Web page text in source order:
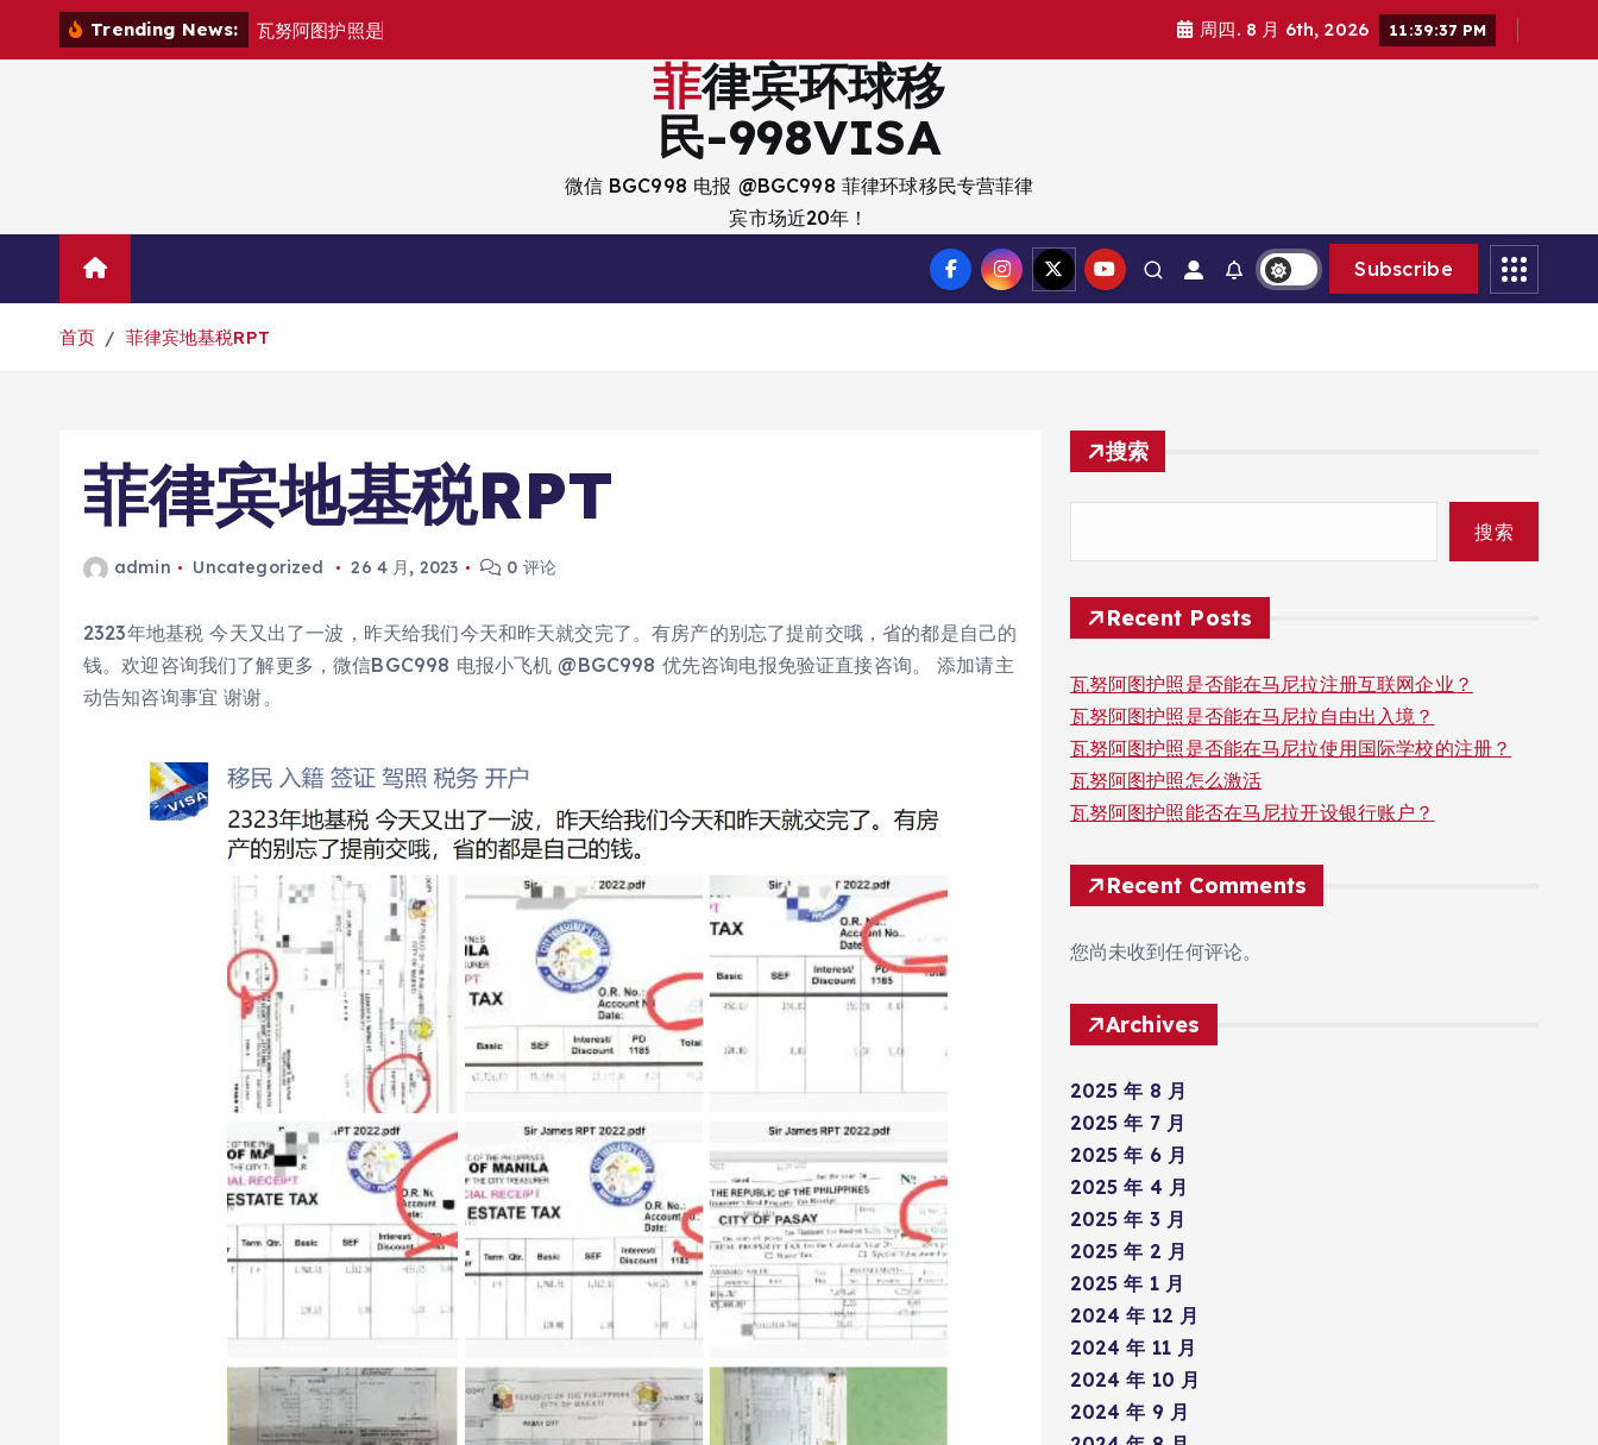
Trending News: 瓦努阿图护照是 周四. 8 月 6th, 2026 11:39:38 PM
菲律宾环球移
民-998VISA
微信 BGC998 电报 @BGC998 菲律环球移民专营菲律
宾市场近20年！
Subscribe
首页 菲律宾地基税RPT
菲律宾地基税RPT
admin Uncategorized 26 4 月, 2023 0 评论
2323年地基税 今天又出了一波，昨天给我们今天和昨天就交完了。有房产的别忘了提前交哦，省的都是自己的
钱。欢迎咨询我们了解更多，微信BGC998 电报小飞机 @BGC998 优先咨询电报免验证直接咨询。 添加请主
动告知咨询事宜 谢谢。
搜索
搜索
Recent Posts
瓦努阿图护照是否能在马尼拉注册互联网企业？
瓦努阿图护照是否能在马尼拉自由出入境？
瓦努阿图护照是否能在马尼拉使用国际学校的注册？
瓦努阿图护照怎么激活
瓦努阿图护照能否在马尼拉开设银行账户？
Recent Comments
您尚未收到任何评论。
Archives
2025 年 8 月
2025 年 7 月
2025 年 6 月
2025 年 4 月
2025 年 3 月
2025 年 2 月
2025 年 1 月
2024 年 12 月
2024 年 11 月
2024 年 10 月
2024 年 9 月